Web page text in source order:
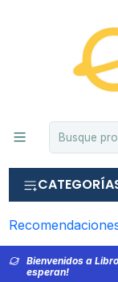
Bienvenidos a
esperan!